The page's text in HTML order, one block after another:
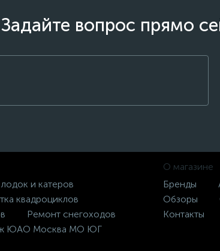
вопрос прямо
и катеров
квадроциклов
Ремонт снегоходов
ЮАО Москва МО ЮГ
О магазине
Бренды
Обзоры
Контакты